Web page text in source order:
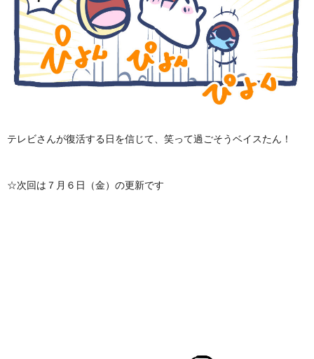
テレビさんが復活する日を信じて、笑って過ごそうベイスたん！
☆次回は７月６日（金）の更新です